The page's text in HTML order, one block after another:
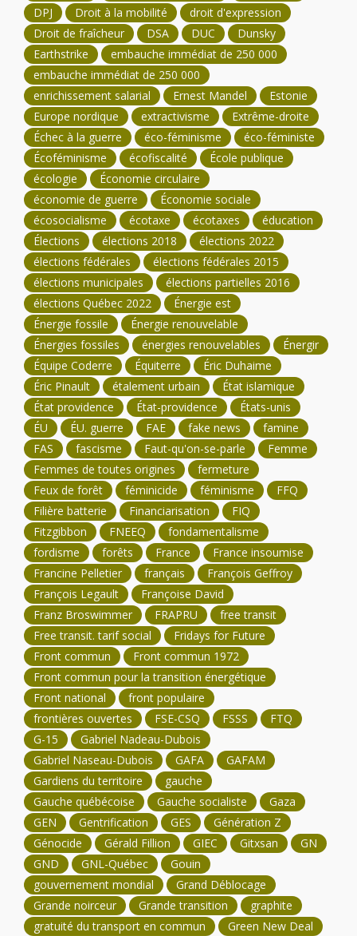
DPJ
Droit à la mobilité
droit d'expression
Droit de fraîcheur
DSA DUC
Dunsky
Earthstrike
embauche immédiat de 250 000
embauche immédiat de 250 000
enrichissement salarial
Ernest Mandel
Estonie
Europe nordique
extractivisme
Extrême-droite
Échec à la guerre
éco-féminisme
éco-féministe
Écoféminisme
écofiscalité
École publique
écologie
Économie circulaire
économie de guerre
Économie sociale
écosocialisme
écotaxe écotaxes
éducation
Élections
élections 2018
élections 2022
élections fédérales
élections fédérales 2015
élections municipales
élections partielles 2016
élections Québec 2022
Énergie est
Énergie fossile
Énergie renouvelable
Énergies fossiles
énergies renouvelables
Énergir
Équipe Coderre
Équiterre
Éric Duhaime
Éric Pinault
étalement urbain
État islamique
État providence
État-providence
États-unis
ÉU
ÉU. guerre FAE fake news
famine
FAS
fascisme Faut-qu'on-se-parle
Femme
Femmes de toutes origines
fermeture
Feux de forêt
féminicide féminisme
FFQ
Filière batterie
Financiarisation
FIQ
Fitzgibbon
FNEEQ
fondamentalisme
fordisme
forêts France
France insoumise
Francine Pelletier
français
François Geffroy
François Legault
Françoise David
Franz Broswimmer
FRAPRU
free transit
Free transit. tarif social
Fridays for Future
Front commun
Front commun 1972
Front commun pour la transition énergétique
Front national
front populaire
frontières ouvertes
FSE-CSQ FSSS
FTQ
G-15
Gabriel Nadeau-Dubois
Gabriel Naseau-Dubois
GAFA
GAFAM
Gardiens du territoire
gauche
Gauche québécoise
Gauche socialiste
Gaza
GEN
Gentrification GES
Génération Z
Génocide
Gérald Fillion GIEC Gitxsan
GN
GND
GNL-Québec
Gouin
gouvernement mondial
Grand Déblocage
Grande noirceur
Grande transition
graphite
gratuité du transport en commun
Green New Deal